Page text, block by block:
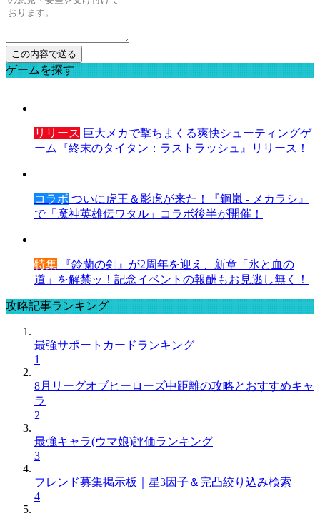
ゲームを探す
リリース 巨大メカで撃ちまくる爽快シューティングゲ
ーム『終末のタイタン：ラストラッシュ』リリース！
コラボ ついに虎王＆影虎が来た！『鋼嵐 - メカラシ』
で「魔神英雄伝ワタル」コラボ後半が開催！
特集 『鈴蘭の剣』が2周年を迎え、新章「氷と血の
道」を解禁ッ！記念イベントの報酬もお見逃し無く！
攻略記事ランキング
最強サポートカードランキング
1
8月リーグオブヒーローズ中距離の攻略とおすすめキャ
ラ
2
最強キャラ(ウマ娘)評価ランキング
3
フレンド募集掲示板｜星3因子＆完凸絞り込み検索
4